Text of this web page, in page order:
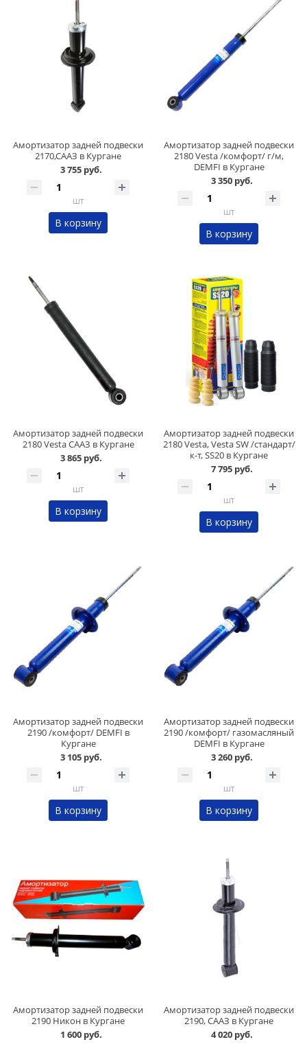
Амортизатор задней подвески
2170,СААЗ в Кургане
3 755 руб.
шт
В корзину
Амортизатор задней подвески
2180 Vesta /комфорт/ г/м,
DEMFI в Кургане
3 350 руб.
шт
В корзину
Амортизатор задней подвески
2180 Vesta СААЗ в Кургане
3 865 руб.
шт
В корзину
Амортизатор задней подвески
2180 Vesta, Vesta SW /стандарт/
к-т, SS20 в Кургане
7 795 руб.
шт
В корзину
Амортизатор задней подвески
2190 /комфорт/ DEMFI в
Кургане
3 105 руб.
шт
В корзину
Амортизатор задней подвески
2190 /комфорт/ газомасляный
DEMFI в Кургане
3 260 руб.
шт
В корзину
Амортизатор задней подвески
2190 Никон в Кургане
1 600 руб.
Амортизатор задней подвески
2190, СААЗ в Кургане
4 020 руб.